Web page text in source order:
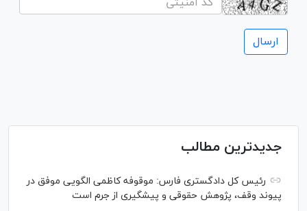
جدیدترین مطالب
رئیس کل دادگستری فارس: موقوفه کاظمی الگویی موفق در
پیوند وقف، پژوهش حقوقی و پیشگیری از جرم است